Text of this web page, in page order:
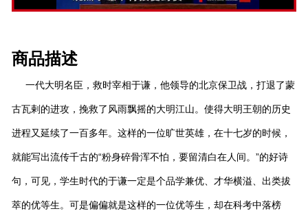
商品描述
一代大明名臣，救时宰相于谦，他领导的北京保卫战，打退了蒙
古瓦剌的进攻，挽救了风雨飘摇的大明江山。使得大明王朝的历史
进程又延续了一百多年。这样的一位旷世英雄，在十七岁的时候，
就能写出流传千古的“粉身碎骨浑不怕，要留清白在人间。”的好诗
句，可见，学生时代的于谦一定是个品学兼优、才华横溢、出类拔
萃的优等生。可是偏偏就是这样的一位优等生，却在科考中落榜